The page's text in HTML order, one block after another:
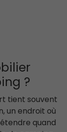
?
tient souvent
un endroit où
quand